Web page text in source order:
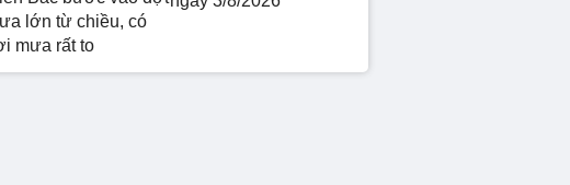
lớn từ chiều, có
mưa rất to